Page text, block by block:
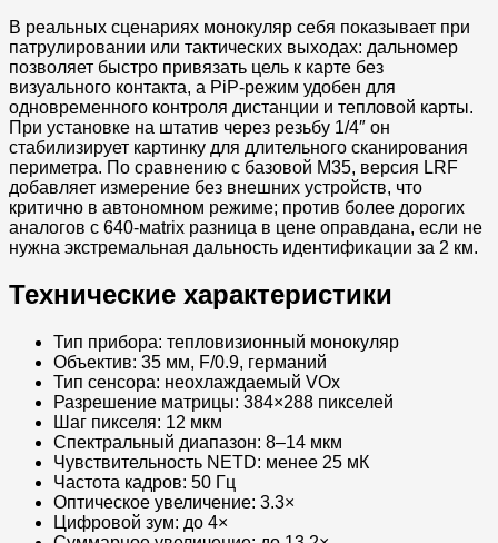
В реальных сценариях монокуляр себя показывает при
патрулировании или тактических выходах: дальномер
позволяет быстро привязать цель к карте без
визуального контакта, а PiP-режим удобен для
одновременного контроля дистанции и тепловой карты.
При установке на штатив через резьбу 1/4″ он
стабилизирует картинку для длительного сканирования
периметра. По сравнению с базовой M35, версия LRF
добавляет измерение без внешних устройств, что
критично в автономном режиме; против более дорогих
аналогов с 640-мatrix разница в цене оправдана, если не
нужна экстремальная дальность идентификации за 2 км.
Технические характеристики
Тип прибора: тепловизионный монокуляр
Объектив: 35 мм, F/0.9, германий
Тип сенсора: неохлаждаемый VOx
Разрешение матрицы: 384×288 пикселей
Шаг пикселя: 12 мкм
Спектральный диапазон: 8–14 мкм
Чувствительность NETD: менее 25 мК
Частота кадров: 50 Гц
Оптическое увеличение: 3.3×
Цифровой зум: до 4×